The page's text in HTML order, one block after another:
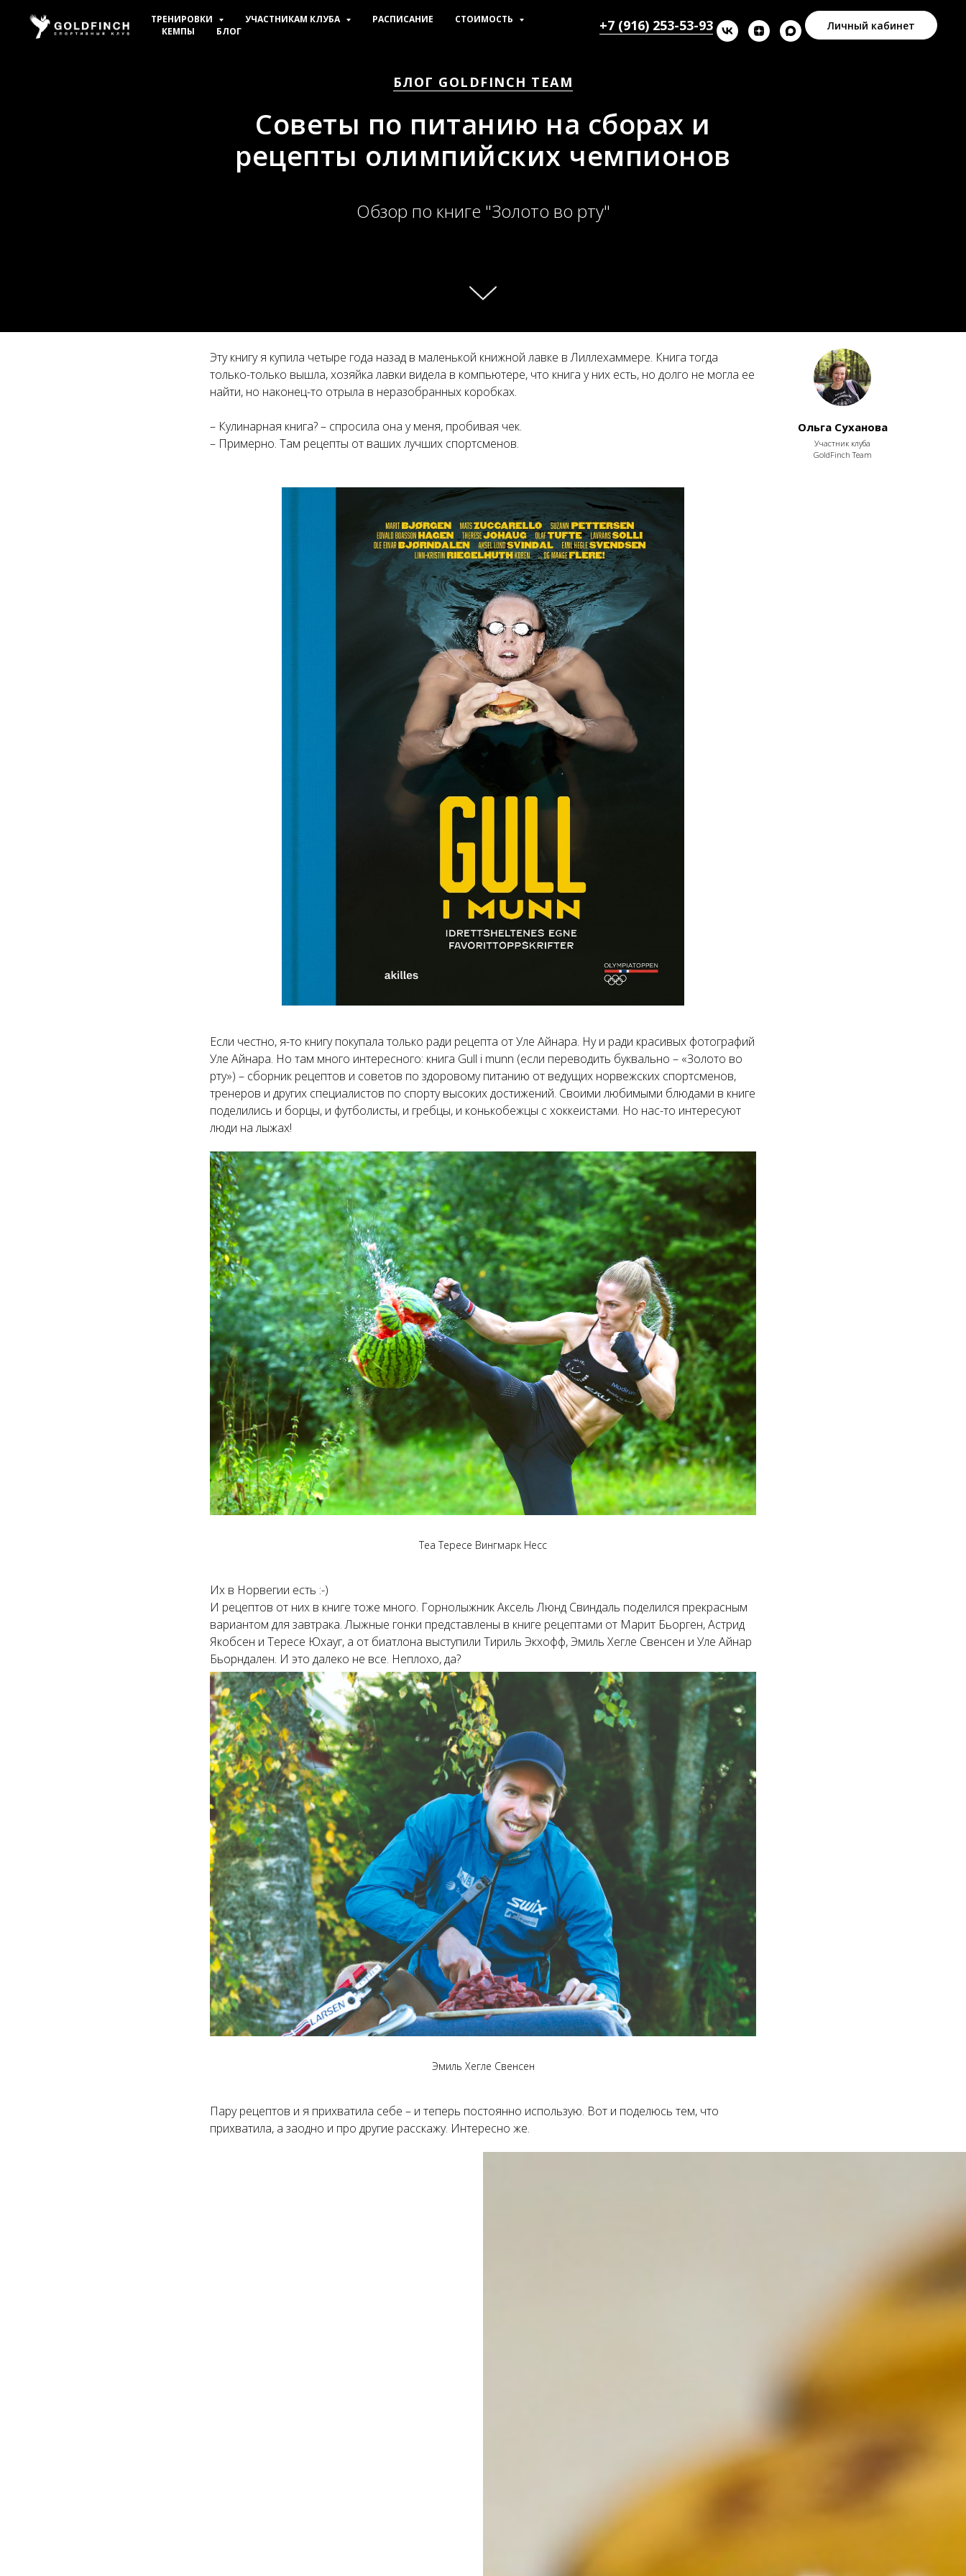
ТРЕНИРОВКИ УЧАСТНИКАМ КЛУБА РАСПИСАНИЕ
СТОИМОСТЬ
КЕМПЫ
БЛОГ +7 (916) 253-53-93 Личный кабинет
БЛОГ GOLDFINCH TEAM
Советы по питанию на сборах и
рецепты олимпийских чемпионов
Обзор по книге "Золото во рту"
Эту книгу я купила четыре года назад в маленькой книжной лавке в Лиллехаммере. Книга тогда
только-только вышла, хозяйка лавки видела в компьютере, что книга у них есть, но долго не могла ее
найти, но наконец-то отрыла в неразобранных коробках.
– Кулинарная книга? – спросила она у меня, пробивая чек.
– Примерно. Там рецепты от ваших лучших спортсменов.
Ольга Суханова
Участник клуба
GoldFinch Team
Если честно, я-то книгу покупала только ради рецепта от Уле Айнара. Ну и ради красивых фотографий
Уле Айнара. Но там много интересного: книга Gull i munn (если переводить буквально – «Золото во
рту») – сборник рецептов и советов по здоровому питанию от ведущих норвежских спортсменов,
тренеров и других специалистов по спорту высоких достижений. Своими любимыми блюдами в книге
поделились и борцы, и футболисты, и гребцы, и конькобежцы с хоккеистами. Но нас-то интересуют
люди на лыжах!
Теа Тересе Вингмарк Несс
Их в Норвегии есть :-)
И рецептов от них в книге тоже много. Горнолыжник Аксель Люнд Свиндаль поделился прекрасным
вариантом для завтрака. Лыжные гонки представлены в книге рецептами от Марит Бьорген, Астрид
Якобсен и Тересе Юхауг, а от биатлона выступили Тириль Экхофф, Эмиль Хегле Свенсен и Уле Айнар
Бьорндален. И это далеко не все. Неплохо, да?
Эмиль Хегле Свенсен
Пару рецептов и я прихватила себе – и теперь постоянно использую. Вот и поделюсь тем, что
прихватила, а заодно и про другие расскажу. Интересно же.